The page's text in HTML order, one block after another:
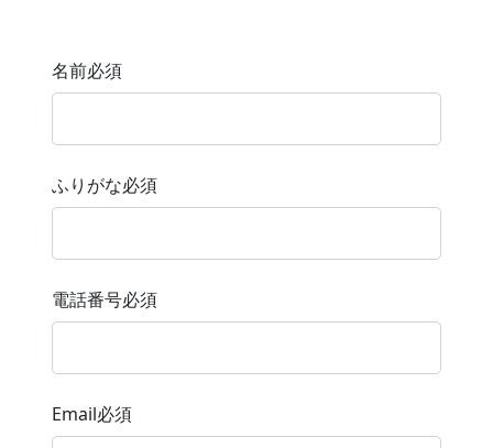
名前必須
ふりがな必須
電話番号必須
Email必須